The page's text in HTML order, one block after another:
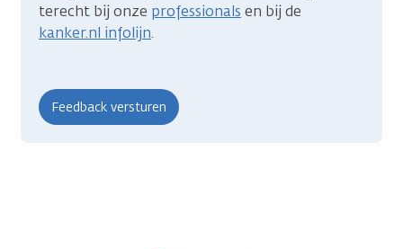
terecht bij onze professionals en bij de
kanker.nl infolijn.